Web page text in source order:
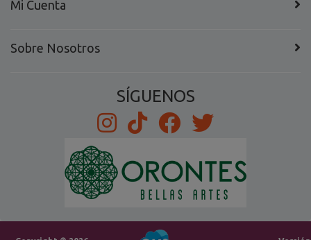
Mi Cuenta
Sobre Nosotros
SÍGUENOS